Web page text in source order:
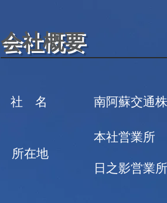
​会社概要
​社 名 南阿蘇交通
​所在地
本社営業
日之影営業